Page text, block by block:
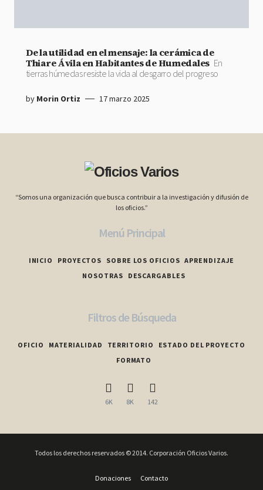
De la utilidad en el mensaje: la cerámica de
Thiare Ávila en Habitantes de Humedales En
tierras húmedas resiste la vida al desgarro del progreso
by Morin Ortiz 17 marzo 2025
“Somos una organización que busca contribuir a la investigación y difusión de
los oficios.”
Menú Principal
INICIO PROYECTOS SOBRE LOS OFICIOS APRENDIZAJE
NOSOTRAS
DESCARGABLES
Filtros de Búsqueda
OFICIO MATERIALIDAD TERRITORIO
ESTADO DEL PROYECTO
FORMATO
6K 8K 142
Todos los derechos reservados © 2014. Corporación Oficios Varios.
Donaciones Contacto